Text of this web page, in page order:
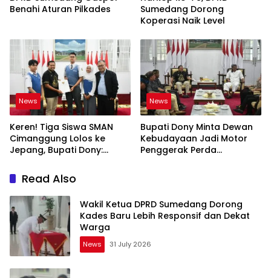
Benahi Aturan Pilkades
Sumedang Dorong
Koperasi Naik Level
News
Keren! Tiga Siswa SMAN
Cimanggung Lolos ke
Jepang, Bupati Dony:
News
Bupati Dony Minta Dewan
Kebudayaan Jadi Motor
Penggerak Perda
Read Also
Wakil Ketua DPRD Sumedang Dorong
Kades Baru Lebih Responsif dan Dekat
Warga
News 31 July 2026